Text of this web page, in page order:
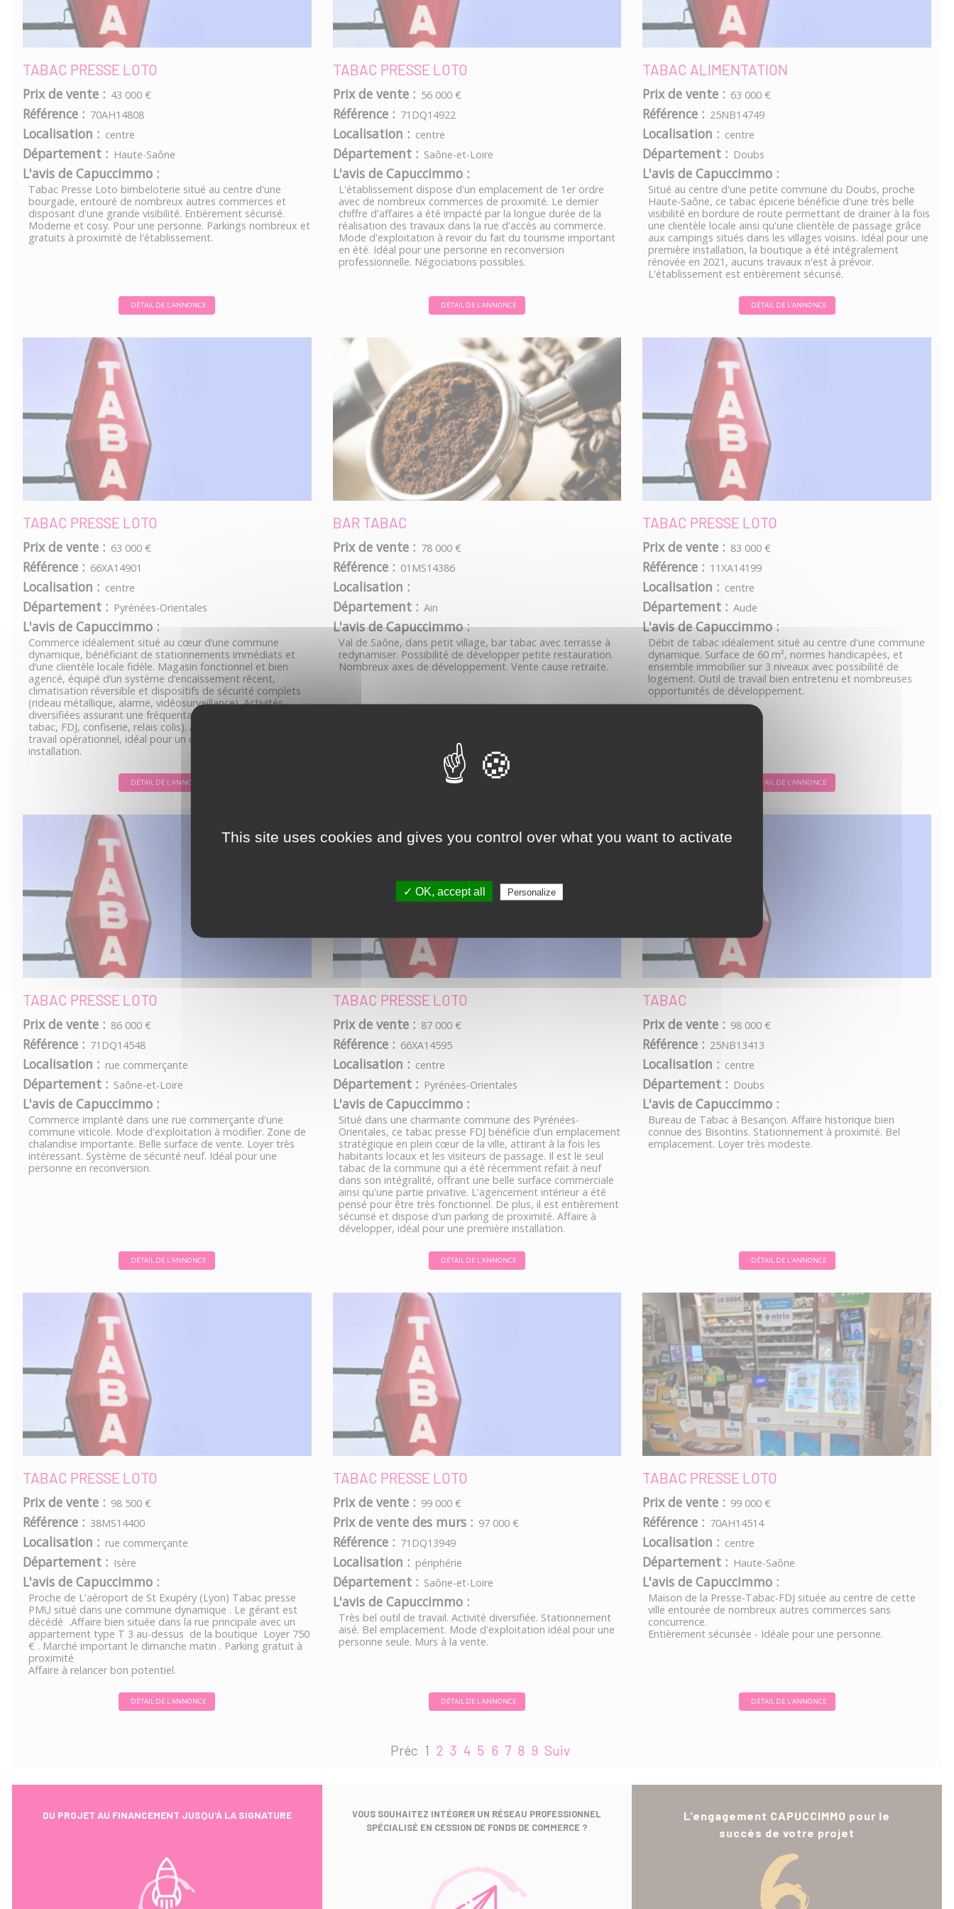
TABAC PRESSE LOTO
Prix de vente : 43 000 €
Référence : 70AH14808
Localisation : centre
Département : Haute-Saône
L'avis de Capuccimmo :
Tabac Presse Loto bimbeloterie situé au centre d'une
bourgade, entouré de nombreux autres commerces et
disposant d'une grande visibilité. Entièrement sécurisé.
Moderne et cosy. Pour une personne. Parkings nombreux et
gratuits à proximité de l'établissement.
DÉTAIL DE L'ANNONCE
TABAC PRESSE LOTO
Prix de vente : 56 000 €
Référence : 71DQ14922
Localisation : centre
Département : Saône-et-Loire
L'avis de Capuccimmo :
L'établissement dispose d'un emplacement de 1er ordre
avec de nombreux commerces de proximité. Le dernier
chiffre d'affaires a été impacté par la longue durée de la
réalisation des travaux dans la rue d'accès au commerce.
Mode d'exploitation à revoir du fait du tourisme important
en été. Idéal pour une personne en reconversion
professionnelle. Négociations possibles.
DÉTAIL DE L'ANNONCE
TABAC ALIMENTATION
Prix de vente : 63 000 €
Référence : 25NB14749
Localisation : centre
Département : Doubs
L'avis de Capuccimmo :
Situé au centre d'une petite commune du Doubs, proche
Haute-Saône, ce tabac épicerie bénéficie d'une très belle
visibilité en bordure de route permettant de drainer à la fois
une clientèle locale ainsi qu'une clientèle de passage grâce
aux campings situés dans les villages voisins. Idéal pour une
première installation, la boutique a été intégralement
rénovée en 2021, aucuns travaux n'est à prévoir.
L'établissement est entièrement sécurisé.
DÉTAIL DE L'ANNONCE
TABAC PRESSE LOTO
Prix de vente : 63 000 €
Référence : 66XA14901
Localisation : centre
Département : Pyrénées-Orientales
L'avis de Capuccimmo :
Commerce idéalement situé au cœur d’une commune
dynamique, bénéficiant de stationnements immédiats et
d’une clientèle locale fidèle. Magasin fonctionnel et bien
agencé, équipé d’un système d’encaissement récent,
climatisation réversible et dispositifs de sécurité complets
(rideau métallique, alarme, vidéosurveillance). Activités
diversifiées assurant une fréquentation régulière (presse,
tabac, FDJ, confiserie, relais colis). Affaire saine, outil de
travail opérationnel, idéal pour un couple ou une première
installation.
DÉTAIL DE L'ANNONCE
BAR TABAC
Prix de vente : 78 000 €
Référence : 01MS14386
Localisation :
Département : Ain
L'avis de Capuccimmo :
Val de Saône, dans petit village, bar tabac avec terrasse à
redynamiser. Possibilité de développer petite restauration.
Nombreux axes de développement. Vente cause retraite.
DÉTAIL DE L'ANNONCE
TABAC PRESSE LOTO
Prix de vente : 83 000 €
Référence : 11XA14199
Localisation : centre
Département : Aude
L'avis de Capuccimmo :
Débit de tabac idéalement situé au centre d'une commune
dynamique. Surface de 60 m², normes handicapées, et
ensemble immobilier sur 3 niveaux avec possibilité de
logement. Outil de travail bien entretenu et nombreuses
opportunités de développement.
DÉTAIL DE L'ANNONCE
TABAC PRESSE LOTO
Prix de vente : 86 000 €
Référence : 71DQ14548
Localisation : rue commerçante
Département : Saône-et-Loire
L'avis de Capuccimmo :
Commerce implanté dans une rue commerçante d'une
commune viticole. Mode d'exploitation à modifier. Zone de
chalandise importante. Belle surface de vente. Loyer très
intéressant. Système de sécurité neuf. Idéal pour une
personne en reconversion.
DÉTAIL DE L'ANNONCE
TABAC PRESSE LOTO
Prix de vente : 87 000 €
Référence : 66XA14595
Localisation : centre
Département : Pyrénées-Orientales
L'avis de Capuccimmo :
Situé dans une charmante commune des Pyrénées-
Orientales, ce tabac presse FDJ bénéficie d'un emplacement
stratégique en plein cœur de la ville, attirant à la fois les
habitants locaux et les visiteurs de passage. Il est le seul
tabac de la commune qui a été récemment refait à neuf
dans son intégralité, offrant une belle surface commerciale
ainsi qu'une partie privative. L'agencement intérieur a été
pensé pour être très fonctionnel. De plus, il est entièrement
sécurisé et dispose d'un parking de proximité. Affaire à
développer, idéal pour une première installation.
DÉTAIL DE L'ANNONCE
TABAC
Prix de vente : 98 000 €
Référence : 25NB13413
Localisation : centre
Département : Doubs
L'avis de Capuccimmo :
Bureau de Tabac à Besançon. Affaire historique bien
connue des Bisontins. Stationnement à proximité. Bel
emplacement. Loyer très modeste.
DÉTAIL DE L'ANNONCE
TABAC PRESSE LOTO
Prix de vente : 98 500 €
Référence : 38MS14400
Localisation : rue commerçante
Département : Isère
L'avis de Capuccimmo :
Proche de L'aéroport de St Exupéry (Lyon) Tabac presse
PMU situé dans une commune dynamique . Le gérant est
décédé .Affaire bien située dans la rue principale avec un
appartement type T 3 au-dessus de la boutique Loyer 750
€ . Marché important le dimanche matin . Parking gratuit à
proximité
Affaire à relancer bon potentiel.
DÉTAIL DE L'ANNONCE
TABAC PRESSE LOTO
Prix de vente : 99 000 €
Prix de vente des murs : 97 000 €
Référence : 71DQ13949
Localisation : périphérie
Département : Saône-et-Loire
L'avis de Capuccimmo :
Très bel outil de travail. Activité diversifiée. Stationnement
aisé. Bel emplacement. Mode d'exploitation idéal pour une
personne seule. Murs à la vente.
DÉTAIL DE L'ANNONCE
TABAC PRESSE LOTO
Prix de vente : 99 000 €
Référence : 70AH14514
Localisation : centre
Département : Haute-Saône
L'avis de Capuccimmo :
Maison de la Presse-Tabac-FDJ située au centre de cette
ville entourée de nombreux autres commerces sans
concurrence.
Entièrement sécurisée - Idéale pour une personne.
DÉTAIL DE L'ANNONCE
Préc 1 2 3 4 5 6 7 8 9 Suiv
DU PROJET AU FINANCEMENT JUSQU'À LA SIGNATURE
VOUS SOUHAITEZ INTÉGRER UN RÉSEAU PROFESSIONNEL
SPÉCIALISÉ EN CESSION DE FONDS DE COMMERCE ?
L'engagement CAPUCCIMMO pour le
succès de votre projet
This site uses cookies and gives you control over what you want to activate
✓ OK, accept all Personalize